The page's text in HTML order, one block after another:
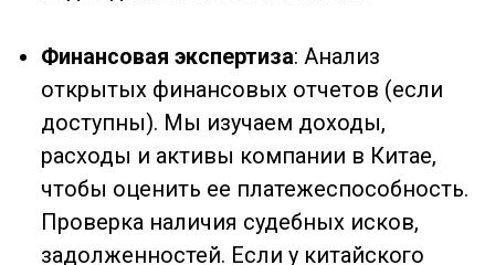
оценить уровень профессионализма и
добросовестности партнера.
Проверка через таможенные базы:
Анализ экспортной истории компании
(сколько и куда поставлял товар). Если
поставщик в Китае уже работает с
другими странами, это повышает его